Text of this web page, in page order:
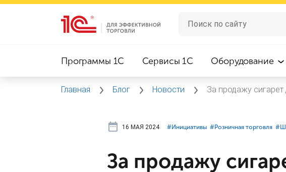
Программы 1C Сервисы 1C Оборудование
Главная Блог Новости За продажу сигарет
16 МАЯ 2024 #⁣Инициативы #⁣Розничная торговля
За продажу